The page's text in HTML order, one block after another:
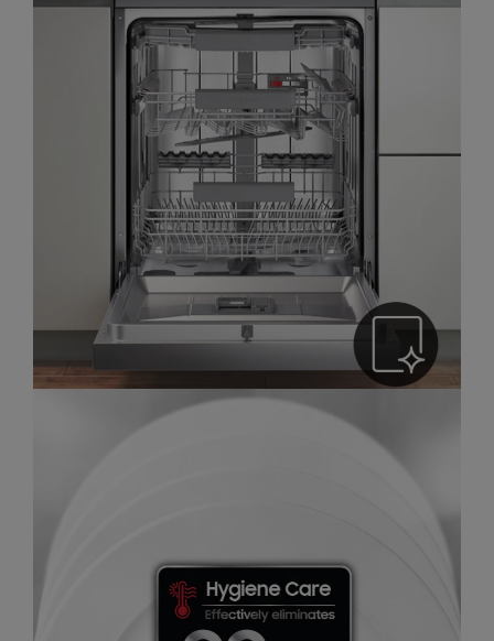
Marketingové cookies používáme my nebo naši partneři,
abychom vám mohli zobrazit vhodné obsahy nebo reklamy jak
na našich stránkách, tak na stránkách třetích stran.